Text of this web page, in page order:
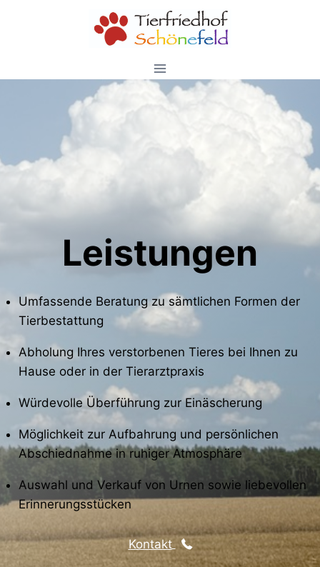
Leistungen
Umfassende Beratung zu sämtlichen Formen der
Tierbestattung
Abholung Ihres verstorbenen Tieres bei Ihnen zu
Hause oder in der Tierarztpraxis
Würdevolle Überführung zur Einäscherung
Möglichkeit zur Aufbahrung und persönlichen
Abschiednahme in ruhiger Atmosphäre
Auswahl und Verkauf von Urnen sowie liebevollen
Erinnerungsstücken
Kontakt